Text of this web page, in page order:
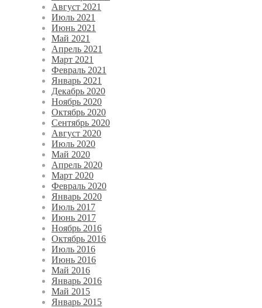
Август 2021
Июль 2021
Июнь 2021
Май 2021
Апрель 2021
Март 2021
Февраль 2021
Январь 2021
Декабрь 2020
Ноябрь 2020
Октябрь 2020
Сентябрь 2020
Август 2020
Июль 2020
Май 2020
Апрель 2020
Март 2020
Февраль 2020
Январь 2020
Июль 2017
Июнь 2017
Ноябрь 2016
Октябрь 2016
Июль 2016
Июнь 2016
Май 2016
Январь 2016
Май 2015
Январь 2015